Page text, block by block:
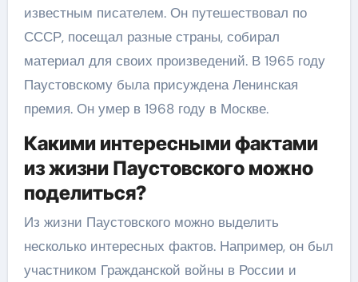
известным писателем. Он путешествовал по
СССР, посещал разные страны, собирал
материал для своих произведений. В 1965 году
Паустовскому была присуждена Ленинская
премия. Он умер в 1968 году в Москве.
Какими интересными фактами
из жизни Паустовского можно
поделиться?
Из жизни Паустовского можно выделить
несколько интересных фактов. Например, он был
участником Гражданской войны в России и